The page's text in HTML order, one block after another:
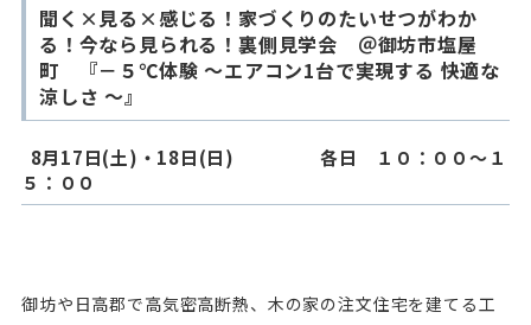
聞く×見る×感じる！家づくりのたいせつがわか
る！今なら見られる！裏側見学会 ＠御坊市塩屋
町 『－５℃体験 ～エアコン1台で実現する 快適な
涼しさ ～』
8月17日(土)・18日(日) 各日 １０：００～１
５：００
御坊や日高郡で高気密高断熱、木の家の注文住宅を建てる工